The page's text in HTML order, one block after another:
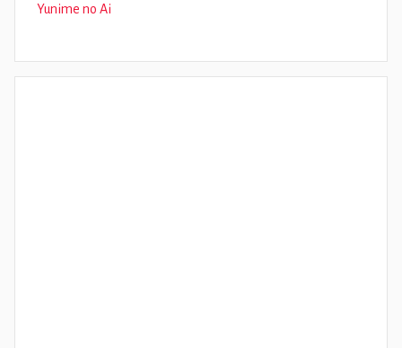
Yunime no Ai